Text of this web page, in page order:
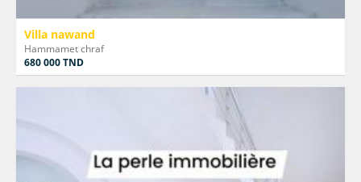
Villa nawand
Hammamet chraf
680 000 TND